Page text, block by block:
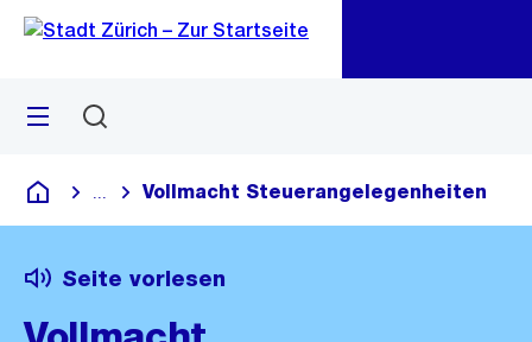
Navigation
Sprunglink
Menü
Deutsch
Blende alle Breadcrumbs ein
Vollmacht Steuerangelegenheiten
Seite vorlesen